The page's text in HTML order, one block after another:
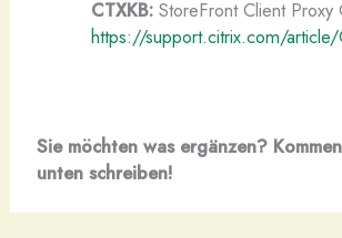
CTXKB: StoreFront Client
https://support.citrix.com/article/
Sie möchten was ergänzen?
unten schreiben!